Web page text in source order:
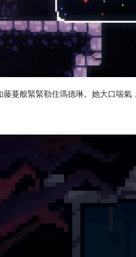
蔓般緊緊勒住瑪德琳。她大口喘